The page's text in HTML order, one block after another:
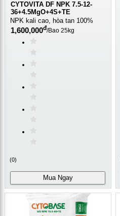
CYTOVITA DF NPK 7.5-12-
36+4.5MgO+4S+TE
NPK kali cao, hòa tan 100%
1,600,000đ/Bao 25kg
(0)
Mua Ngay